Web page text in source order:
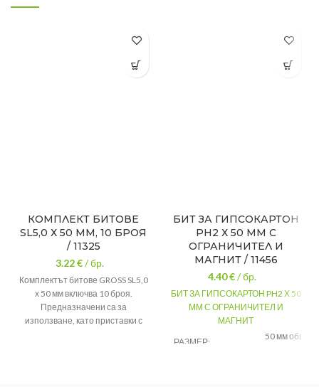
КОМПЛЕКТ БИТОВЕ
SL5,0 Х 50 ММ, 10 БРОЯ
/ 11325
3.22€/ бр.
Комплектът битове GROSS SL5,0
х 50 мм включва 10 броя.
Предназначени са за
използване, като приставки с
БИТ ЗА ГИПСОКАРТОН
PH2 Х 50 ММ С
ОГРАНИЧИТЕЛ И
МАГНИТ / 11456
4.40€/ бр.
БИТ ЗА ГИПСОКАРТОН PH2 Х 50
ММ С ОГРАНИЧИТЕЛ И
МАГНИТ
РАЗМЕР:
50 мм обща